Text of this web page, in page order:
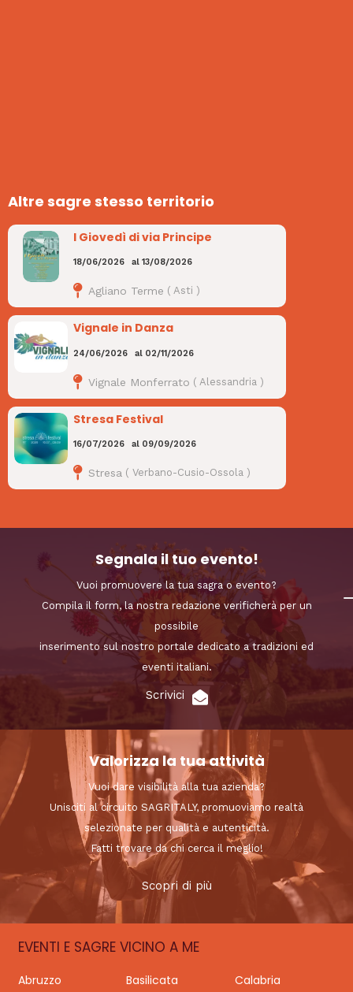
Altre sagre stesso territorio
I Giovedì di via Principe
18/06/2026 al 13/08/2026
Agliano Terme ( Asti )
Vignale in Danza
24/06/2026 al 02/11/2026
Vignale Monferrato ( Alessandria )
Stresa Festival
16/07/2026 al 09/09/2026
Stresa ( Verbano-Cusio-Ossola)
Segnala il tuo evento!
Vuoi promuovere la tua sagra o evento?
Compila il form, la nostra redazione verificherà per un
possibile
inserimento sul nostro portale dedicato a tradizioni ed
eventi italiani.
Scrivici
Valorizza la tua attività
Vuoi dare visibilità alla tua azienda?
Unisciti al circuito SAGRITALY, promuoviamo realtà
selezionate per qualità e autenticità.
Fatti trovare da chi cerca il meglio!
Scopri di più
EVENTI E SAGRE VICINO A ME
Abruzzo Basilicata
Calabria